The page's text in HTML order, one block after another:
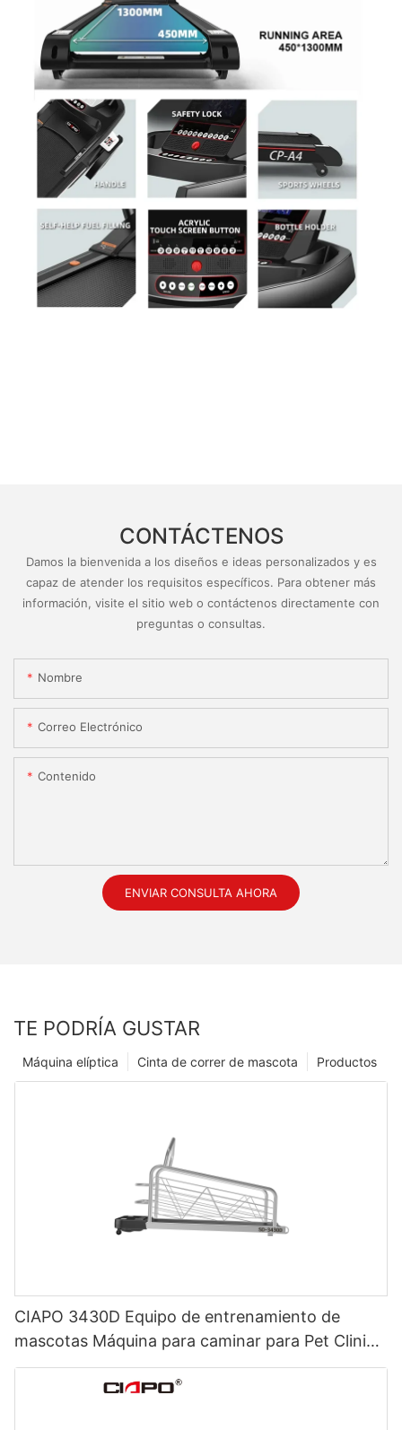
CONTÁCTENOS
Damos la bienvenida a los diseños e ideas personalizados y es
capaz de atender los requisitos específicos. Para obtener más
información, visite el sitio web o contáctenos directamente con
preguntas o consultas.
Nombre
Correo Electrónico
Contenido
ENVIAR CONSULTA AHORA
TE PODRÍA GUSTAR
Productos
Cinta de correr de mascota
Máquina elíptica
CIAPO 3430D Equipo de entrenamiento de
mascotas Máquina para caminar para Pet Clinic
y Animal Hospital